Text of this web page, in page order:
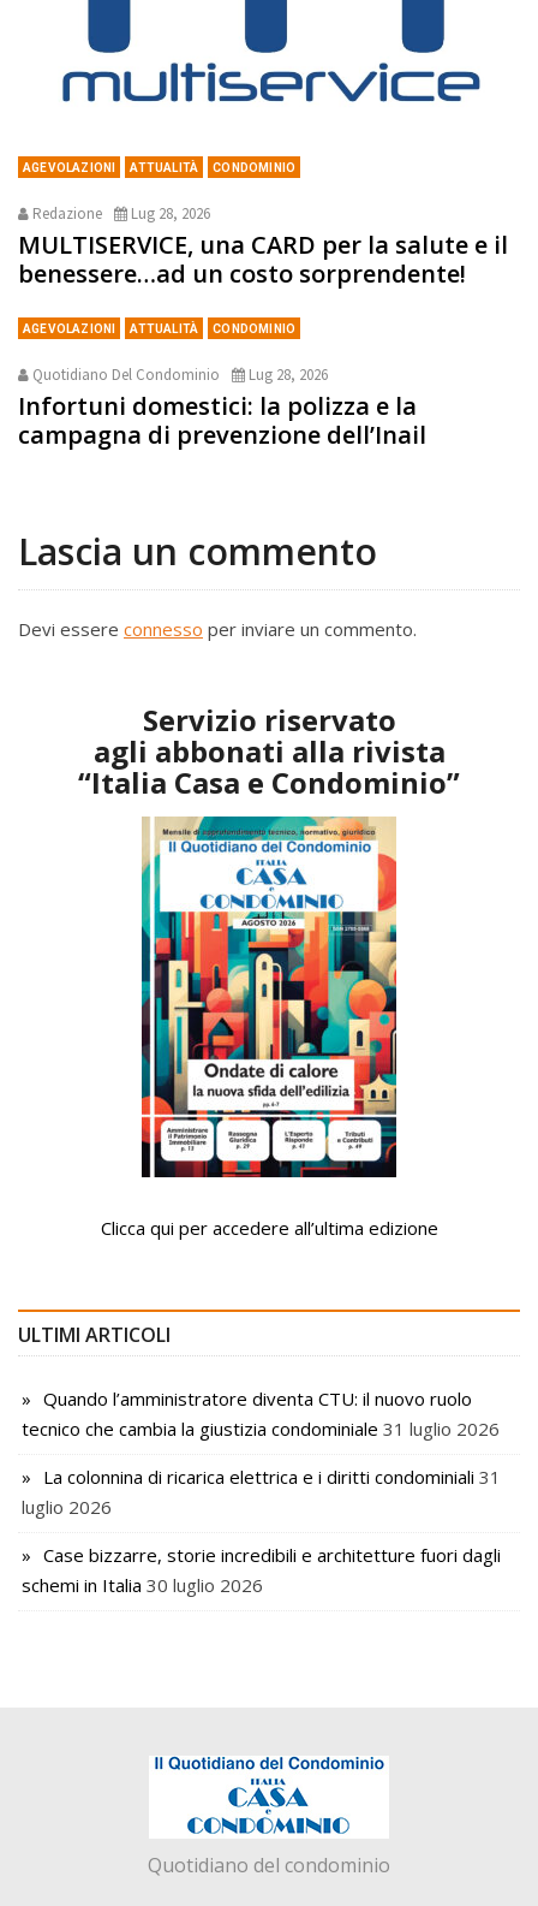
AGEVOLAZIONI ATTUALITÀ CONDOMINIO
Redazione Lug 28, 2026
MULTISERVICE, una CARD per la salute e il
benessere…ad un costo sorprendente!
AGEVOLAZIONI ATTUALITÀ CONDOMINIO
Quotidiano Del Condominio Lug 28, 2026
Infortuni domestici: la polizza e la
campagna di prevenzione dell’Inail
Lascia un commento
Devi essere connesso per inviare un commento.
Servizio riservato
agli abbonati alla rivista
“Italia Casa e Condominio”
Clicca qui per accedere all’ultima edizione
ULTIMI ARTICOLI
Quando l’amministratore diventa CTU: il nuovo ruolo
tecnico che cambia la giustizia condominiale 31 luglio 2026
La colonnina di ricarica elettrica e i diritti condominiali 31
luglio 2026
Case bizzarre, storie incredibili e architetture fuori dagli
schemi in Italia 30 luglio 2026
Quotidiano del condominio